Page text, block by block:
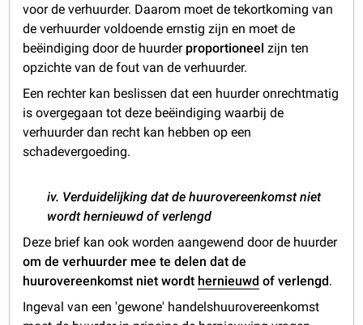
voor de verhuurder. Daarom moet de tekortkoming van
de verhuurder voldoende ernstig zijn en moet de
beëindiging door de huurder proportioneel zijn ten
opzichte van de fout van de verhuurder.
Een rechter kan beslissen dat een huurder onrechtmatig
is overgegaan tot deze beëindiging waarbij de
verhuurder dan recht kan hebben op een
schadevergoeding.
iv. Verduidelijking dat de huurovereenkomst niet
wordt hernieuwd of verlengd
Deze brief kan ook worden aangewend door de huurder
om de verhuurder mee te delen dat de
huurovereenkomst niet wordt hernieuwd of verlengd.
Ingeval van een 'gewone' handelshuurovereenkomst